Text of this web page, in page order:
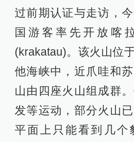
过前期认证与走访，
国游客率先开放喀
(krakatau)。该火山位
他海峡中，近爪哇和
山由四座火山组成群
发等运动，部分火山
平面上只能看到几个